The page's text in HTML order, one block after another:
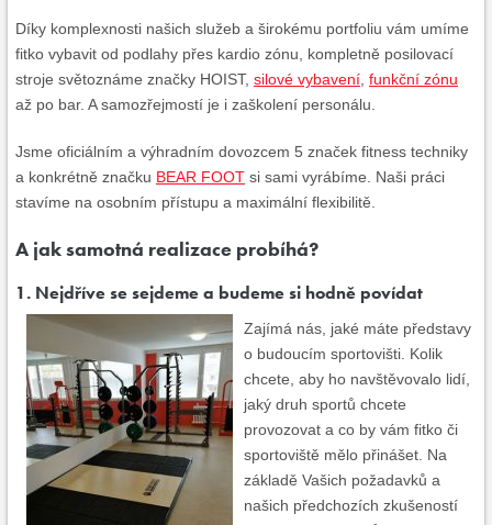
Díky komplexnosti našich služeb a širokému portfoliu vám umíme
fitko vybavit od podlahy přes kardio zónu, kompletně posilovací
stroje světoznáme značky HOIST, silové vybavení funkční zónu
až po bar. A samozřejmostí je i zaškolení personálu.
Jsme oficiálním a výhradním dovozcem 5 značek fitness techniky
a konkrétně značku BEAR FOOT si sami vyrábíme. Naši práci
stavíme na osobním přístupu a maximální flexibilitě.
A jak samotná realizace probíhá?
1. Nejdříve se sejdeme a budeme si hodně povídat
Zajímá nás, jaké máte představy
o budoucím sportovišti. Kolik
chcete, aby ho navštěvovalo lidí,
jaký druh sportů chcete
provozovat a co by vám fitko či
sportoviště mělo přinášet. Na
základě Vašich požadavků a
našich předchozích zkušeností